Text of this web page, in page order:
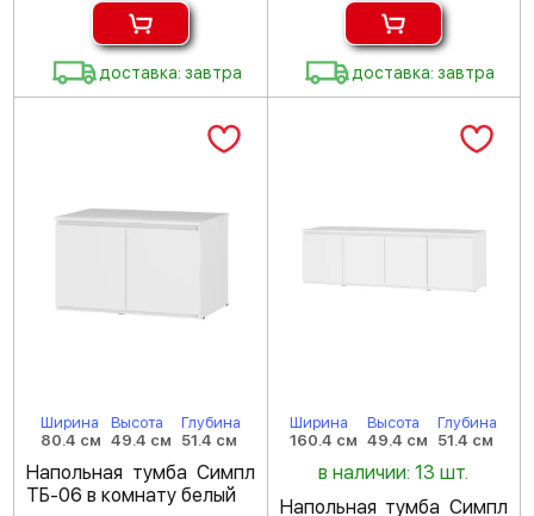
доставка: завтра доставка: завтра
Ширина
80.4 см
Высота
49.4 см
Глубина
51.4 см
Напольная тумба Симпл
ТБ-06 в комнату белый
Ширина
160.4 см
Высота
49.4 см
Глубина
51.4 см
в наличии: 13 шт.
Напольная тумба Симпл